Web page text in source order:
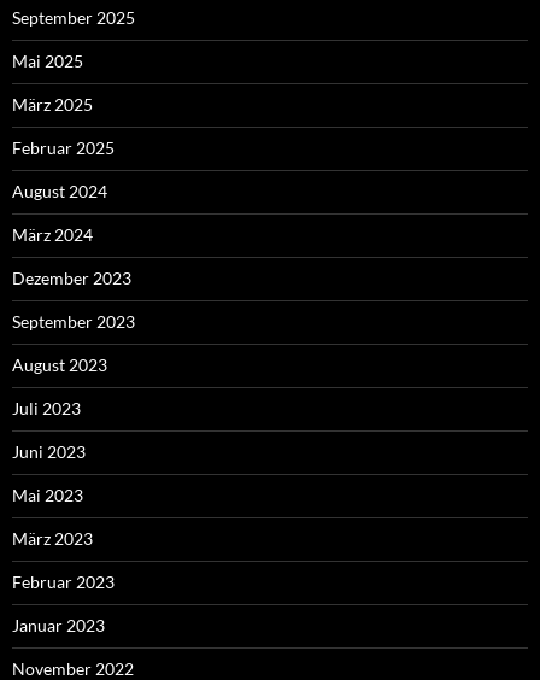
September 2025
Mai 2025
März 2025
Februar 2025
August 2024
März 2024
Dezember 2023
September 2023
August 2023
Juli 2023
Juni 2023
Mai 2023
März 2023
Februar 2023
Januar 2023
November 2022